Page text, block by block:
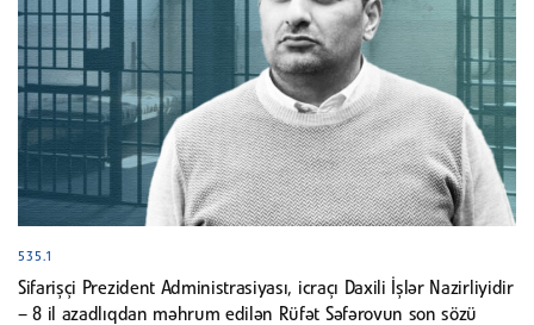
535.1
Sifarişçi Prezident Administrasiyası, icraçı Daxili İşlər Nazirliyidir
– 8 il azadlıqdan məhrum edilən Rüfət Səfərovun son sözü